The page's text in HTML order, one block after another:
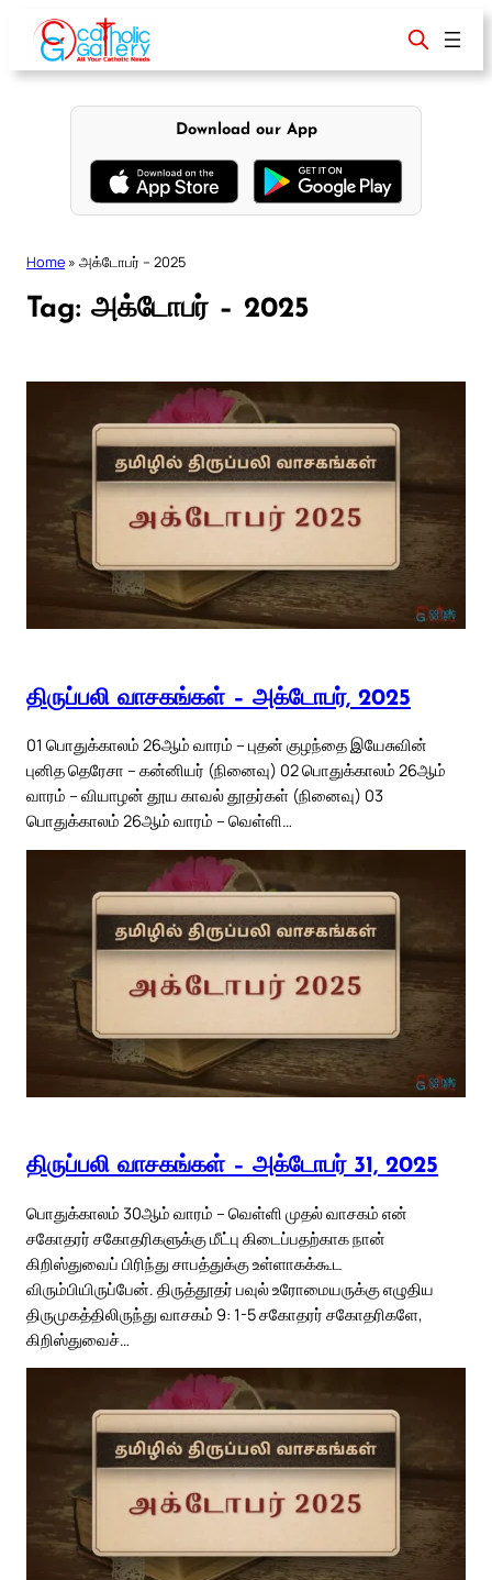
content
Download our App
Home » அக்டோபர் – 2025
Tag: அக்டோபர் – 2025
திருப்பலி வாசகங்கள் – அக்டோபர், 2025
01 பொதுக்காலம் 26ஆம் வாரம் – புதன் குழந்தை இயேசுவின்
புனித தெரேசா – கன்னியர் (நினைவு) 02 பொதுக்காலம் 26ஆம்
வாரம் – வியாழன் தூய காவல் தூதர்கள் (நினைவு) 03
பொதுக்காலம் 26ஆம் வாரம் – வெள்ளி…
திருப்பலி வாசகங்கள் – அக்டோபர் 31, 2025
பொதுக்காலம் 30ஆம் வாரம் – வெள்ளி முதல் வாசகம் என்
சகோதரர் சகோதரிகளுக்கு மீட்பு கிடைப்பதற்காக நான்
கிறிஸ்துவைப் பிரிந்து சாபத்துக்கு உள்ளாகக்கூட
விரும்பியிருப்பேன். திருத்தூதர் பவுல் உரோமையருக்கு எழுதிய
திருமுகத்திலிருந்து வாசகம் 9: 1-5 சகோதரர் சகோதரிகளே,
கிறிஸ்துவைச்…